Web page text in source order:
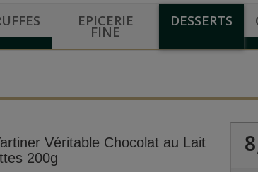
EPICERIE
FINE
DESSERTS
Véritable Chocolat au Lait
200g